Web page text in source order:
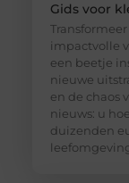
Gids voor
impactvolle
een beetje
nieuwe
en de chaos
nieuws: u
duizenden